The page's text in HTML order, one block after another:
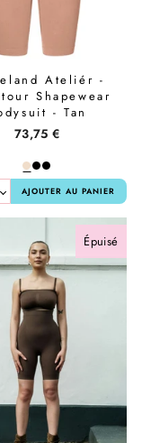
Ateliér -
Shapewear
- Tan
73,75 €
AJOUTER AU PANIER
Épuisé